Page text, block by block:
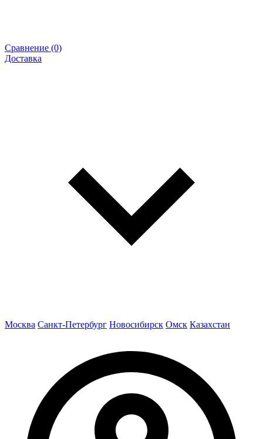
Сравнение (0)
Доставка
Москва Санкт-Петербург Новосибирск Омск Казахстан